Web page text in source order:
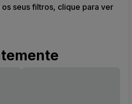
seus filtros, clique para ver